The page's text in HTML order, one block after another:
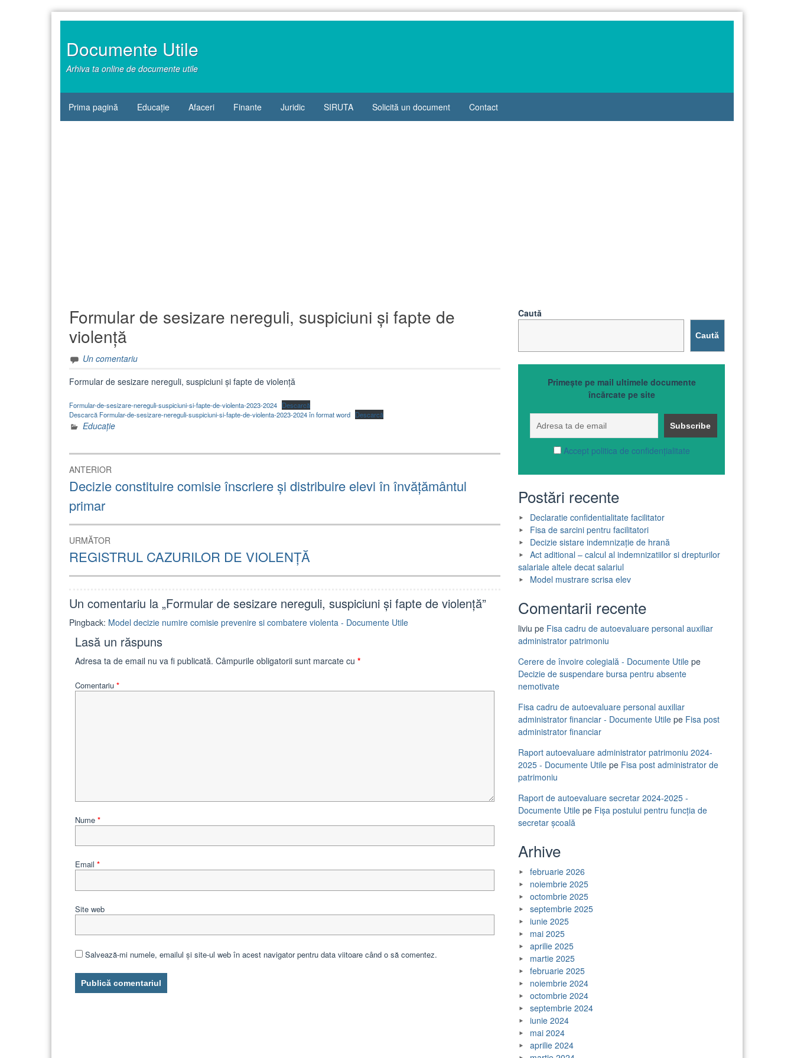
Documente Utile
Arhiva ta online de documente utile
Prima pagină Educație Afaceri Finante Juridic SIRUTA Solicită un document Contact
Formular de sesizare nereguli, suspiciuni și fapte de
violență
Un comentariu
Formular de sesizare nereguli, suspiciuni și fapte de violență
Formular-de-sesizare-nereguli-suspiciuni-si-fapte-de-violenta-2023-2024 Descarcă
Descarcă Formular-de-sesizare-nereguli-suspiciuni-si-fapte-de-violenta-2023-2024 în format word Descarcă
Educație
Navigare
în
articole
ANTERIOR
Articolul
anterior:
Decizie constituire comisie înscriere și distribuire elevi în învățământul
primar
URMĂTOR
Articolul
următor:
REGISTRUL CAZURILOR DE VIOLENȚĂ
Un comentariu la „Formular de sesizare nereguli, suspiciuni și fapte de violență”
Pingback: Model decizie numire comisie prevenire si combatere violenta - Documente Utile
Lasă un răspuns
Adresa ta de email nu va fi publicată. Câmpurile obligatorii sunt marcate cu *
Comentariu *
Nume *
Email *
Site web
Salvează-mi numele, emailul și site-ul web în acest navigator pentru data viitoare când o să comentez.
Caută
Caută
Primește pe mail ultimele documente
încărcate pe site
Accept politica de confidențialitate
Postări recente
Declaratie confidentialitate facilitator
Fisa de sarcini pentru facilitatori
Decizie sistare indemnizație de hrană
Act aditional – calcul al indemnizatiilor si drepturilor
salariale altele decat salariul
Model mustrare scrisa elev
Comentarii recente
liviu pe Fisa cadru de autoevaluare personal auxiliar
administrator patrimoniu
Cerere de învoire colegială - Documente Utile pe
Decizie de suspendare bursa pentru absente
nemotivate
Fisa cadru de autoevaluare personal auxiliar
administrator financiar - Documente Utile pe Fisa post
administrator financiar
Raport autoevaluare administrator patrimoniu 2024-
2025 - Documente Utile pe Fisa post administrator de
patrimoniu
Raport de autoevaluare secretar 2024-2025 -
Documente Utile pe Fișa postului pentru funcția de
secretar școală
Arhive
februarie 2026
noiembrie 2025
octombrie 2025
septembrie 2025
iunie 2025
mai 2025
aprilie 2025
martie 2025
februarie 2025
noiembrie 2024
octombrie 2024
septembrie 2024
iunie 2024
mai 2024
aprilie 2024